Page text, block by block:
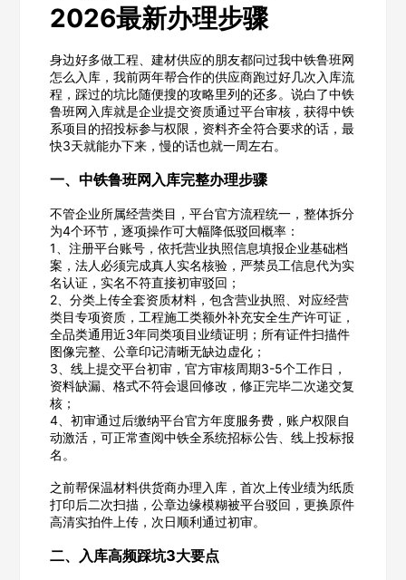
2026最新办理步骤
身边好多做工程、建材供应的朋友都问过我中铁鲁班网
怎么入库，我前两年帮合作的供应商跑过好几次入库流
程，踩过的坑比随便搜的攻略里列的还多。说白了中铁
鲁班网入库就是企业提交资质通过平台审核，获得中铁
系项目的招投标参与权限，资料齐全符合要求的话，最
快3天就能办下来，慢的话也就一周左右。
一、中铁鲁班网入库完整办理步骤
不管企业所属经营类目，平台官方流程统一，整体拆分
为4个环节，逐项操作可大幅降低驳回概率：
1、注册平台账号，依托营业执照信息填报企业基础档
案，法人必须完成真人实名核验，严禁员工信息代为实
名认证，实名不符直接初审驳回；
2、分类上传全套资质材料，包含营业执照、对应经营
类目专项资质，工程施工类额外补充安全生产许可证，
全品类通用近3年同类项目业绩证明；所有证件扫描件
图像完整、公章印记清晰无缺边虚化；
3、线上提交平台初审，官方审核周期3-5个工作日，
资料缺漏、格式不符会退回修改，修正完毕二次递交复
核；
4、初审通过后缴纳平台官方年度服务费，账户权限自
动激活，可正常查阅中铁全系统招标公告、线上投标报
名。
之前帮保温材料供货商办理入库，首次上传业绩为纸质
打印后二次扫描，公章边缘模糊被平台驳回，更换原件
高清实拍件上传，次日顺利通过初审。
二、入库高频踩坑3大要点